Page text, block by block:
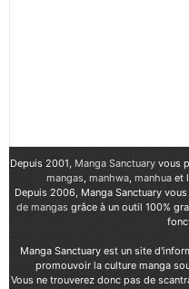
Depuis 2001, Manga Sanctuary vous
mangas, manhwa, manhuaet
Depuis 2006, Manga Sanctuary
de mangasgrâce à un outil 100%
Manga Sanctuary est un site
promouvoir la culture manga
Vous ne trouverez donc pas de